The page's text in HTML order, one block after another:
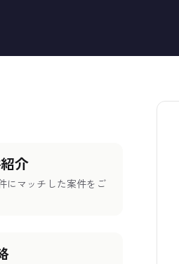
介
にマッチした案件をご